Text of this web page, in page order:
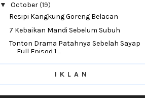
▼October(19)
Resipi Kangkung Goreng Belacan
7 Kebaikan Mandi Sebelum Subuh
Tonton Drama Patahnya Sebelah Sayap
Full Episod 1 ...
Daging Masak Kicap Mudah Dan Sedap
Menyebabkan Mak...
Tonton Online Drama Hati Yang Tersakiti |
Kisah Ke...
IKLAN